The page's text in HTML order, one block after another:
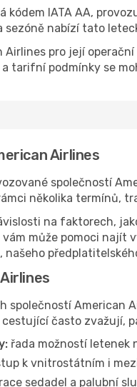
kódem IATA AA,
sezóně nabízí tato
pro její
tarifní podmínky se
Airlines
společností
několika termínů,
na faktorech,
může pomoci najít
našeho
společností American
cestující často zvažují,
řada možností letenek
k vnitrostátním i
sedadel a palubní